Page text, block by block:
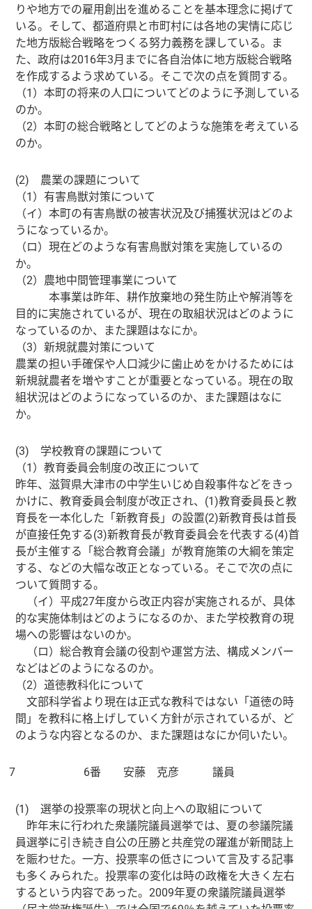
りや地方での雇用創出を進めることを基本理念に掲げて
いる。そして、都道府県と市町村には各地の実情に応じ
た地方版総合戦略をつくる努力義務を課している。ま
た、政府は2016年3月までに各自治体に地方版総合戦略
を作成するよう求めている。そこで次の点を質問する。
（1）本町の将来の人口についてどのように予測している
のか。
（2）本町の総合戦略としてどのような施策を考えている
のか。
(2) 農業の課題について
（1）有害鳥獣対策について
（イ）本町の有害鳥獣の被害状況及び捕獲状況はどのよ
うになっているか。
（ロ）現在どのような有害鳥獣対策を実施しているの
か。
（2）農地中間管理事業について
本事業は昨年、耕作放棄地の発生防止や解消等を
目的に実施されているが、現在の取組状況はどのように
なっているのか、また課題はなにか。
（3）新規就農対策について
農業の担い手確保や人口減少に歯止めをかけるためには
新規就農者を増やすことが重要となっている。現在の取
組状況はどのようになっているのか、また課題はなに
か。
(3) 学校教育の課題について
（1）教育委員会制度の改正について
昨年、滋賀県大津市の中学生いじめ自殺事件などをきっ
かけに、教育委員会制度が改正され、(1)教育委員長と教
育長を一本化した「新教育長」の設置(2)新教育長は首長
が直接任免する(3)新教育長が教育委員会を代表する(4)首
長が主催する「総合教育会議」が教育施策の大綱を策定
する、などの大幅な改正となっている。そこで次の点に
ついて質問する。
（イ）平成27年度から改正内容が実施されるが、具体
的な実施体制はどのようになるのか、また学校教育の現
場への影響はないのか。
（ロ）総合教育会議の役割や運営方法、構成メンバー
などはどのようになるのか。
（2）道徳教科化について
文部科学省より現在は正式な教科ではない「道徳の時
間」を教科に格上げしていく方針が示されているが、ど
のような内容となるのか、また課題はなにか伺いたい。
7 6番 安藤 克彦 議員
(1) 選挙の投票率の現状と向上への取組について
昨年末に行われた衆議院議員選挙では、夏の参議院議
員選挙に引き続き自公の圧勝と共産党の躍進が新聞誌上
を賑わせた。一方、投票率の低さについて言及する記事
も多くみられた。投票率の変化は時の政権を大きく左右
するという内容であった。2009年夏の衆議院議員選挙